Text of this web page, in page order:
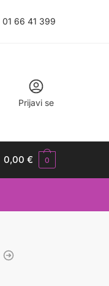
01 66 41 399
Prijavi se
0,00€ 0